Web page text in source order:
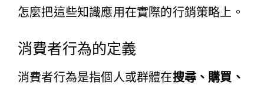
怎麼把這些知識應用在實際的行銷策略上。
消費者行為的定義
消費者行為是指個人或群體在搜尋、購買、